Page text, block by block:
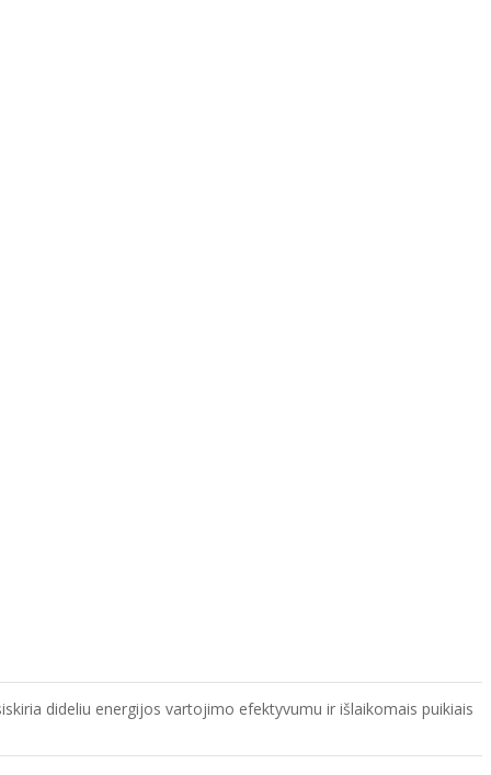
dideliu energijos vartojimo efektyvumu ir išlaikomais puikiais